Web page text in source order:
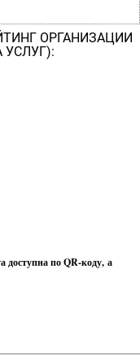
ОРГАНИЗАЦИИ
УСЛУГ):
доступна по QR-коду, а